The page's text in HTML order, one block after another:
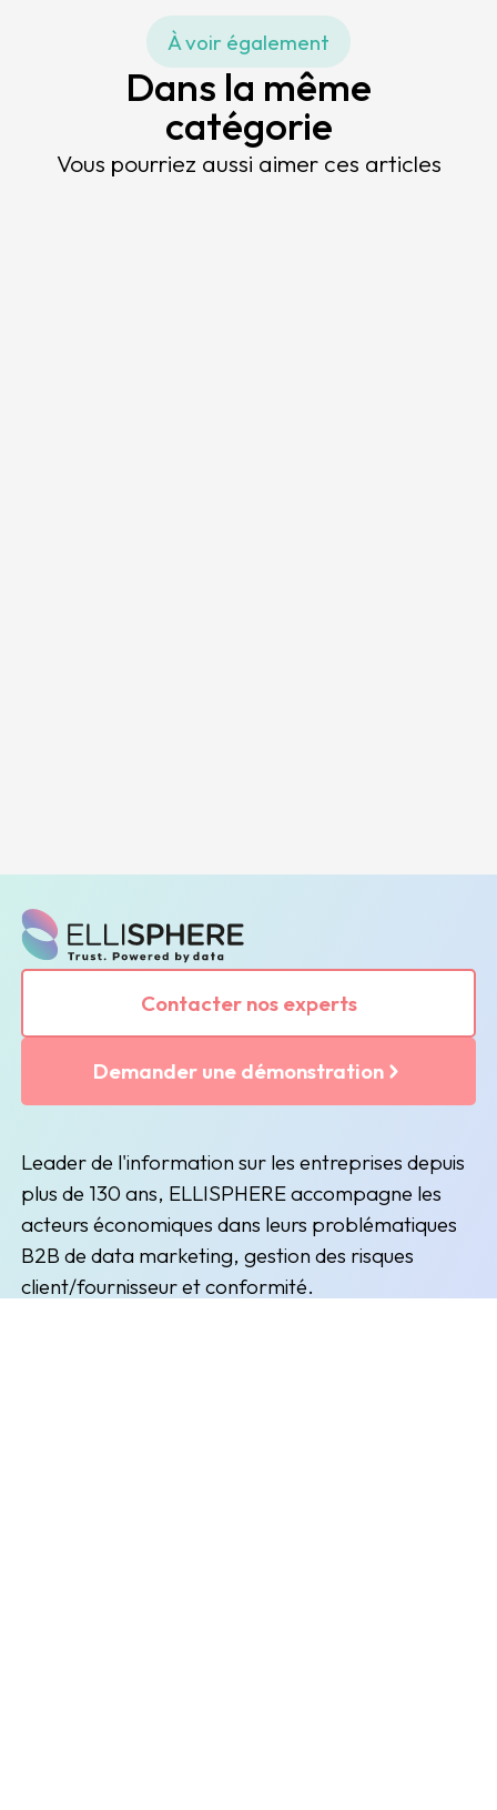
À voir également
Dans la même
catégorie
Vous pourriez aussi aimer ces articles
Contacter nos experts
Demander une démonstration
Leader de l'information sur les entreprises depuis
plus de 130 ans, ELLISPHERE accompagne les
acteurs économiques dans leurs problématiques
B2B de data marketing, gestion des risques
client/fournisseur et conformité.